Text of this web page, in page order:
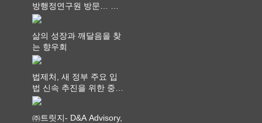
방행정연구원 방문… 국
가균형성장 논의
삶의 성장과 깨달음을 찾
는 향우회
법제처, 새 정부 주요 입
법 신속 추진을 위한 중앙
부처 법무담당관 회의 개
㈜트릿지- D&A Advisory,